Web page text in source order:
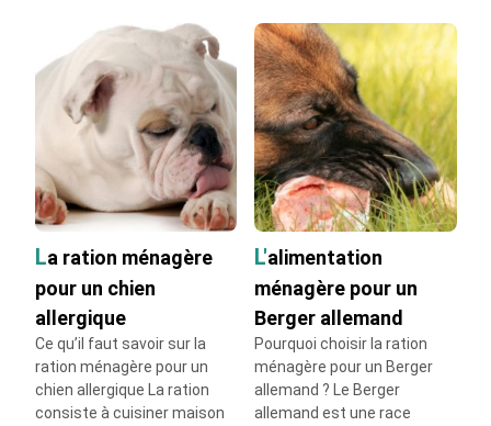
d'un chien ?
La ration ménagère pour chien : viande cuite
ou crue ?
La ration ménagère pour chien sans féculent
La ration ménagère pour un chien en
insuffisance hépatique
Quelle ration ménagère pour un chien de 35 kg
?
L'alimentation ménagère pour un chien de 30
kg
La ration ménagère pour un chien de 25 kg
Le ration ménagère pour un chien de 10 kg
La ration ménagère pour un chien obèse
La ration ménagère pour un chien de 40 kg
La ration ménagère
pour un chien
allergique
Ce qu’il faut savoir sur la
ration ménagère pour un
chien allergique La ration
consiste à cuisiner maison
L'alimentation
ménagère pour un
Berger allemand
Pourquoi choisir la ration
ménagère pour un Berger
allemand ? Le Berger
allemand est une race